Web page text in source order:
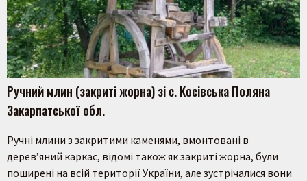
Ручний млин (закриті жорна) зі с. Косівська Поляна
Закарпатської обл.
Ручні млини з закритими каменями, вмонтовані в
дерев’яний каркас, відомі також як закриті жорна, були
поширені на всій території України, але зустрічалися вони